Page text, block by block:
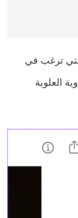
ترغب في
العلوية